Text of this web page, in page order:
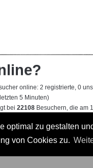
optimal zu gestalten
von Cookies zu.
online: 2 registrierte, 0
5 Minuten)
bei 22108 Besuchern, die am
, Google Adsense [Bot]
,Moderator,Professional